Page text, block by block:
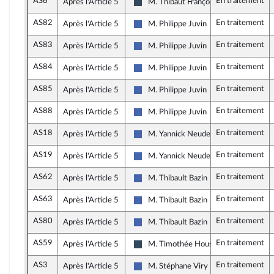
Après l'Article 5
Rassemblement National
M. Thibaut François
AS82 Après l'Article 5
Les Républicains
M. Philippe Juvin En traitement
AS83 Après l'Article 5
Les Républicains
M. Philippe Juvin En traitement
AS84 Après l'Article 5
Les Républicains
M. Philippe Juvin En traitement
AS85 Après l'Article 5
Les Républicains
M. Philippe Juvin En traitement
AS88 Après l'Article 5
Les Républicains
M. Philippe Juvin En traitement
AS18 Après l'Article 5
Les Républicains
M. Yannick Neuder En traitement
AS19 Après l'Article 5
Les Républicains
M. Yannick Neuder En traitement
AS62 Après l'Article 5
Les Républicains
M. Thibault Bazin En traitement
AS63 Après l'Article 5
Les Républicains
M. Thibault Bazin En traitement
AS80 Après l'Article 5
Les Républicains
M. Thibault Bazin En traitement
AS59 Après l'Article 5
Rassemblement National
M. Timothée HoussinEn traitement
AS3 Après l'Article 5
Les Républicains
M. Stéphane Viry En traitement